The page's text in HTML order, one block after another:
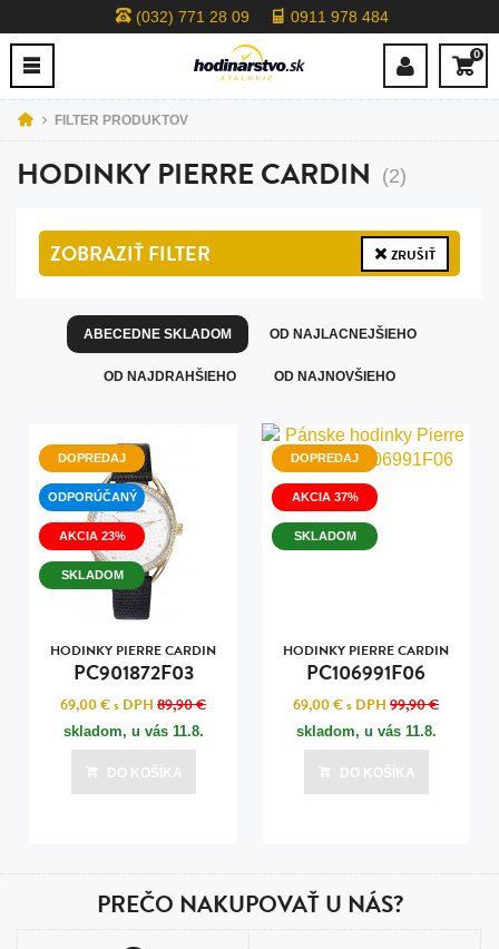
(032) 771 28 09 0911 978 484
0
FILTER PRODUKTOV
HODINKY PIERRE CARDIN (2)
ZOBRAZIŤFILTER ZRUŠIŤ
ABECEDNE SKLADOM OD NAJLACNEJŠIEHO
OD NAJDRAHŠIEHO OD NAJNOVŠIEHO
DOPREDAJ
ODPORÚČANÝ
AKCIA 23%
SKLADOM
HODINKY PIERRE CARDIN
PC901872F03
69,00 €s DPH 89,90 €
skladom, u vás 11.8.
DO KOŠÍKA
DOPREDAJ
AKCIA 37%
SKLADOM
HODINKY PIERRE CARDIN
PC106991F06
69,00 €s DPH 99,90 €
skladom, u vás 11.8.
DO KOŠÍKA
PREČO NAKUPOVAŤ U NÁS?